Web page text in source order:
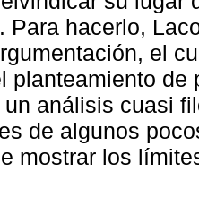
Para hacerlo,
el
planteamiento
análisis cuasi
de algunos
mostrar los